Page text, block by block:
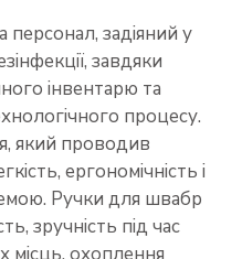
задіяний у
завдяки
інвентарю та
процесу.
який проводив
ергономічність і
Ручки для швабр
зручність під час
охоплення